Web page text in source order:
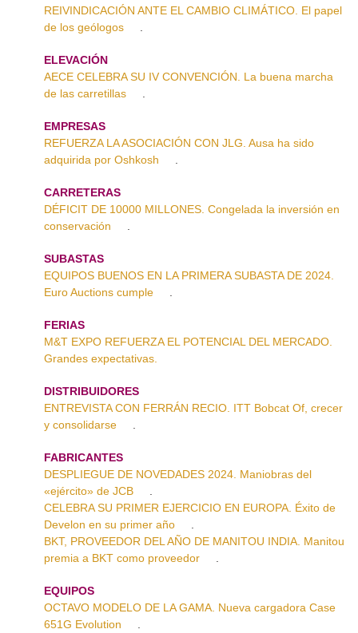
REIVINDICACIÓN ANTE EL CAMBIO CLIMÁTICO. El papel
de los geólogos
ELEVACIÓN
AECE CELEBRA SU IV CONVENCIÓN. La buena marcha
de las carretillas
EMPRESAS
REFUERZA LA ASOCIACIÓN CON JLG. Ausa ha sido
adquirida por Oshkosh
CARRETERAS
DÉFICIT DE 10000 MILLONES. Congelada la inversión en
conservación
SUBASTAS
EQUIPOS BUENOS EN LA PRIMERA SUBASTA DE 2024.
Euro Auctions cumple
FERIAS
M&T EXPO REFUERZA EL POTENCIAL DEL MERCADO.
Grandes expectativas.
DISTRIBUIDORES
ENTREVISTA CON FERRÁN RECIO. ITT Bobcat Of, crecer
y consolidarse
FABRICANTES
DESPLIEGUE DE NOVEDADES 2024. Maniobras del
«ejército» de JCB
CELEBRA SU PRIMER EJERCICIO EN EUROPA. Éxito de
Develon en su primer año
BKT, PROVEEDOR DEL AÑO DE MANITOU INDIA. Manitou
premia a BKT como proveedor
EQUIPOS
OCTAVO MODELO DE LA GAMA. Nueva cargadora Case
651G Evolution